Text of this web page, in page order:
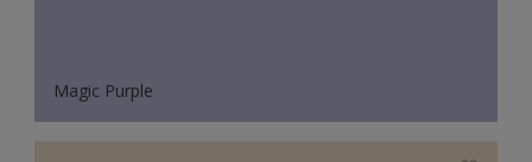
Magic Purple